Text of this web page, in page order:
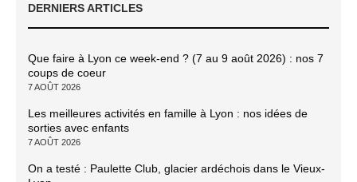
DERNIERS ARTICLES
Que faire à Lyon ce week-end ? (7 au 9 août 2026) : nos 7
coups de coeur
7 AOÛT 2026
Les meilleures activités en famille à Lyon : nos idées de
sorties avec enfants
7 AOÛT 2026
On a testé : Paulette Club, glacier ardéchois dans le Vieux-